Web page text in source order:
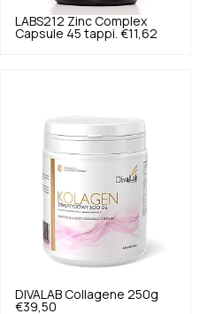
LABS212 Zinc Complex
Capsule 45 tappi. €11,62
DIVALAB Collagene 250g
€39,50